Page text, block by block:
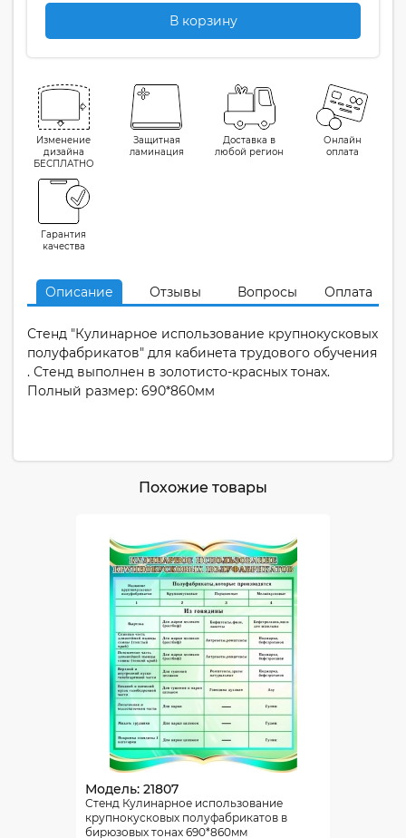
В корзину
Изменение
дизайна
БЕСПЛАТНО
Защитная
ламинация
Доставка в
любой регион
Онлайн
оплата
Гарантия
качества
Описание Отзывы Вопросы Оплата
Стенд "Кулинарное использование крупнокусковых
полуфабрикатов" для кабинета трудового обучения
. Стенд выполнен в золотисто-красных тонах.
Полный размер: 690*860мм
Похожие товары
Модель: 21807
Стенд Кулинарное использование
крупнокусковых полуфабрикатов в
бирюзовых тонах 690*860мм